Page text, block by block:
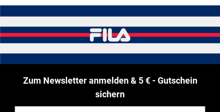
Zum Newsletter anmelden & 5 € - Gutschein
sichern